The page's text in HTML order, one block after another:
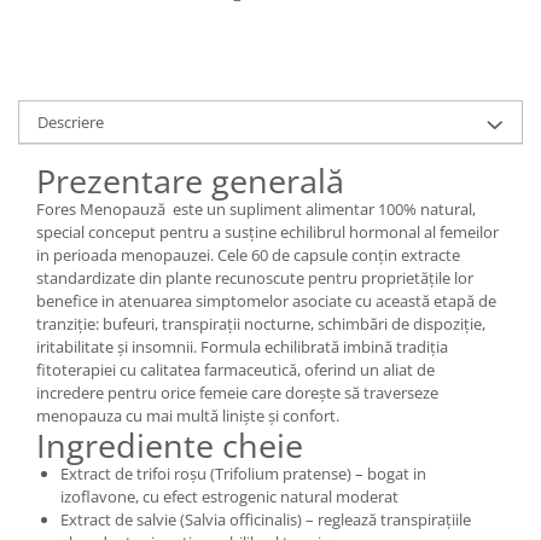
Somn usor
Produse sanatate sexuala
Produse pentru Ea
Potenta barbati
Produse pentru sportivi
Proteine
Suplimente fitness
Batoane proteice
Pentru antrenament
Mama si copilul
Produse pentru copii
Sarcina si alaptare
Lapte
Paste
Snacksuri
Superalimente
Atelierul de cafea si ceaiuri
Cafea
Ceaiuri simple
Ceaiuri medicinale compuse
Ceaiuri Maté
Cafea verde
Ulei de Cocos
Ulei de cocos de uz alimentar
Ulei de cocos de uz cosmetic
Alte produse din Cocos
Descriere
Prezentare generală
Fores Menopauză este un supliment alimentar 100% natural,
special conceput pentru a susține echilibrul hormonal al femeilor
in perioada menopauzei. Cele 60 de capsule conțin extracte
standardizate din plante recunoscute pentru proprietățile lor
benefice in atenuarea simptomelor asociate cu această etapă de
tranziție: bufeuri, transpirații nocturne, schimbări de dispoziție,
iritabilitate și insomnii. Formula echilibrată imbină tradiția
fitoterapiei cu calitatea farmaceutică, oferind un aliat de
incredere pentru orice femeie care dorește să traverseze
menopauza cu mai multă liniște și confort.
Ingrediente cheie
Extract de trifoi roșu (Trifolium pratense) – bogat in
izoflavone, cu efect estrogenic natural moderat
Extract de salvie (Salvia officinalis) – reglează transpirațiile